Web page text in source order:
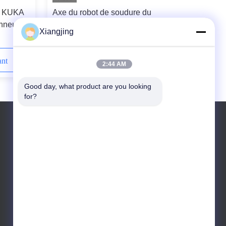
KUKA
de
Axe du robot de soudure du
6 avec le positionneur de soudure
d'And CNGBS de soudeuse d'OTC
Contactez-nous maintenant
Xiangjing
2:44 AM
Good day, what product are you looking
for?